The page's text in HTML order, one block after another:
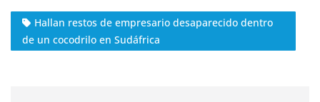
Hallan restos de empresario desaparecido dentro
de un cocodrilo en Sudáfrica